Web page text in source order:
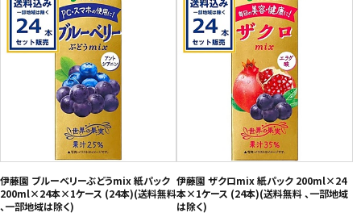
伊藤園 ブルーベリーぶどうmix 紙パック
200ml×24本×1ケース (24本)(送料無料
、一部地域は除く)
伊藤園 ザクロmix 紙パック 200ml×24
本×1ケース (24本)(送料無料 、一部地域
は除く)